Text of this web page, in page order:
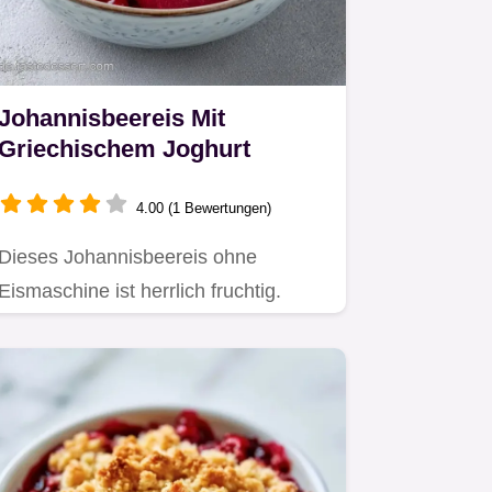
Mit
Joghurt
4.00 (1 Bewertungen)
Johannisbeereis ohne
ist herrlich fruchtig.